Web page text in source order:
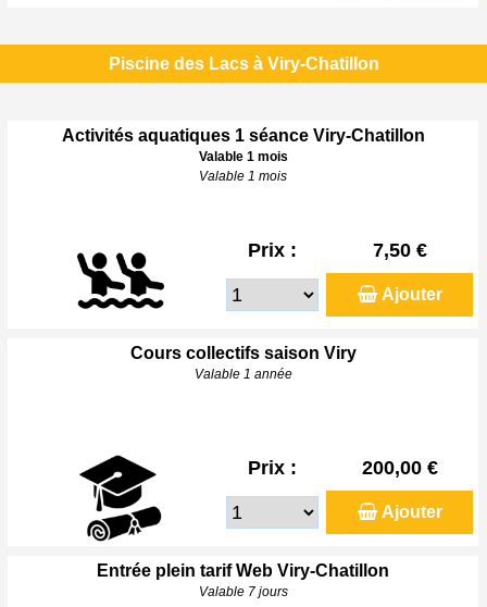
Piscine des Lacs à Viry-Chatillon
Activités aquatiques 1 séance Viry-Chatillon
Valable 1 mois
Valable 1 mois
Prix : 7,50 €
Ajouter
Cours collectifs saison Viry
Valable 1 année
Prix : 200,00 €
Ajouter
Entrée plein tarif Web Viry-Chatillon
Valable 7 jours